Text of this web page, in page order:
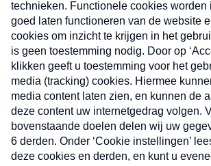
Nieuwsbrief